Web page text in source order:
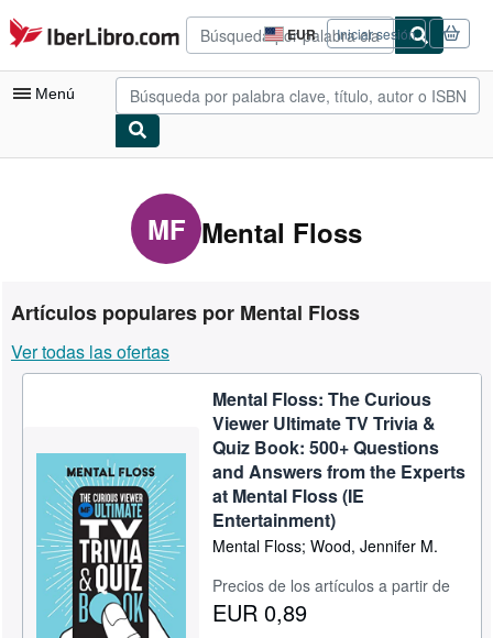
Pasar al contenido principal
IberLibro.com EUR
Preferencias
de
compra
del
Iniciar sesión
Menú
Consultar mis pedidos
Búsqueda avanzada
Libros antiguos
Arte y coleccionismo
Ayuda
CERRAR
MF Mental Floss
Artículos populares por Mental Floss
Ver todas las ofertas
Mental Floss: The Curious
Viewer Ultimate TV Trivia &
Quiz Book: 500+ Questions
and Answers from the Experts
at Mental Floss (IE
Entertainment)
Mental Floss; Wood, Jennifer M.
Precios de los artículos a partir de
EUR 0,89